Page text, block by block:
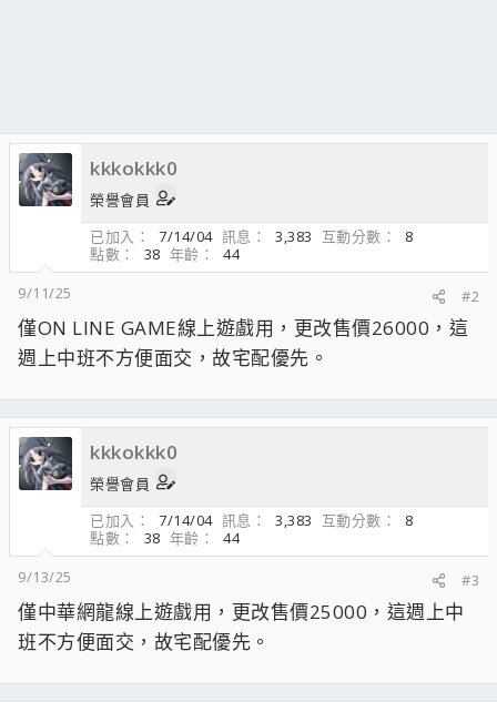
kkkokkk0
榮譽會員
已加入
7/14/04 訊息 3,383 互動分數
8
點數
38 年齡
44
9/11/25
#2
僅ON LINE GAME線上遊戲用，更改售價26000，這
週上中班不方便面交，故宅配優先。
kkkokkk0
榮譽會員
已加入
7/14/04 訊息 3,383 互動分數
8
點數
38 年齡
44
9/13/25
#3
僅中華網龍線上遊戲用，更改售價25000，這週上中
班不方便面交，故宅配優先。